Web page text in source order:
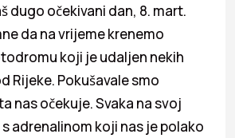
dugo očekivani dan, 8. mart.
da na vrijeme krenemo
koji je udaljen nekih
Rijeke. Pokušavale smo
nas očekuje. Svaka na svoj
adrenalinom koji nas je polako